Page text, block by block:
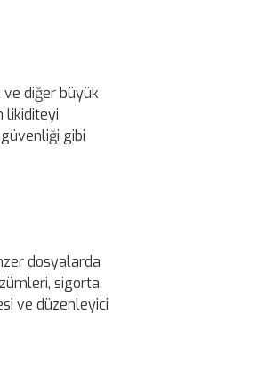
ve diğer büyük
likiditeyi
gibi
dosyalarda
sigorta,
ve düzenleyici